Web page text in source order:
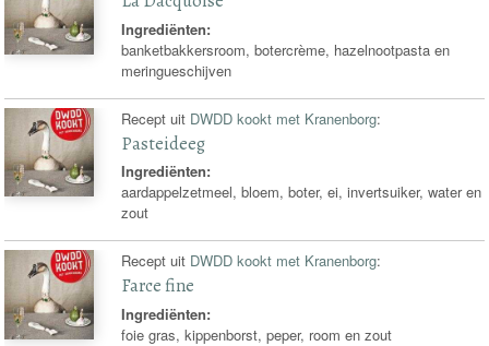
Ingrediënten:
banketbakkersroom, botercrème, hazelnootpasta en
meringueschijven
Recept uit DWDD kookt met Kranenborg:
Pasteideeg
Ingrediënten:
aardappelzetmeel, bloem, boter, ei, invertsuiker, water en
zout
Recept uit DWDD kookt met Kranenborg:
Farce fine
Ingrediënten:
foie gras, kippenborst, peper, room en zout